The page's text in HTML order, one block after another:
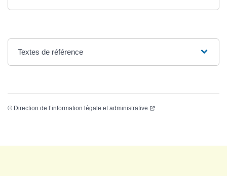
Textes de référence
© Direction de l’information légale et administrative